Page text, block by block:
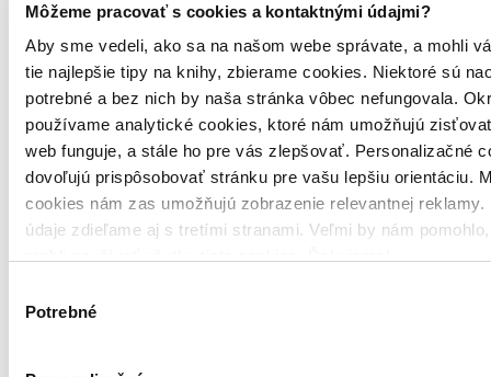
Môžeme pracovať s cookies a kontaktnými údajmi?
Aby sme vedeli, ako sa na našom webe správate, a mohli
tie najlepšie tipy na knihy, zbierame cookies. Niektoré sú
potrebné a bez nich by naša stránka vôbec nefungovala.
používame analytické cookies, ktoré nám umožňujú
web funguje, a stále ho pre vás zlepšovať. Personalizačné
dovoľujú prispôsobovať stránku pre vašu lepšiu orientáciu.
cookies nám zas umožňujú zobrazenie relevantnej reklamy.
údaje zdieľame aj s tretími stranami. Veľmi by nám
súhlasu
Potrebné